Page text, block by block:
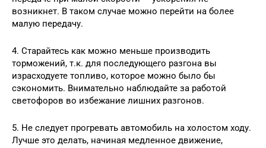
возникнет. В таком случае можно перейти на более
малую передачу.
4. Старайтесь как можно меньше производить
торможений, т.к. для последующего разгона вы
израсходуете топливо, которое можно было бы
сэкономить. Внимательно наблюдайте за работой
светофоров во избежание лишних разгонов.
5. Не следует прогревать автомобиль на холостом ходу.
Лучше это делать, начиная медленное движение,